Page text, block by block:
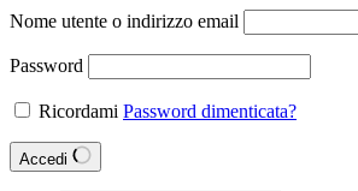
Nome utente o indirizzo email
Password
Ricordami Password dimenticata?
Accedi